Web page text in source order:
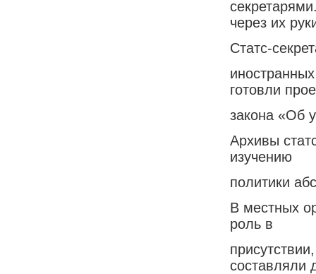
через их
Статс-
готовли
закона «Об
Архивы
изучению
политики
В местных
роль в
составляли